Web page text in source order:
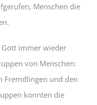
Menschen die
immer wieder
von Menschen:
Fremdlingen und den
konnten die